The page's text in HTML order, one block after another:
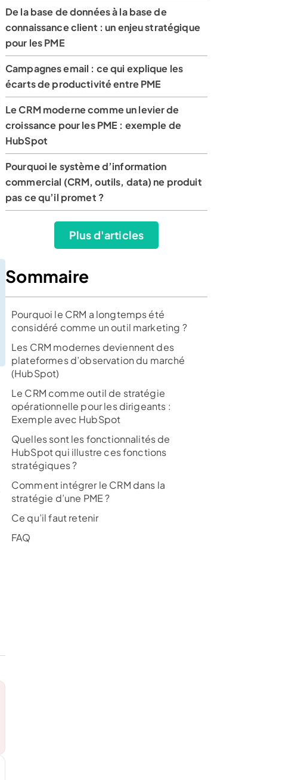
De la base de données à la base de
connaissance client : un enjeu stratégique
pour les PME
Campagnes email : ce qui explique les
écarts de productivité entre PME
Le CRM moderne comme un levier de
croissance pour les PME : exemple de
HubSpot
Pourquoi le système d’information
commercial (CRM, outils, data) ne produit
pas ce qu’il promet ?
Plus d'articles
Sommaire
Pourquoi le CRM a longtemps été
considéré comme un outil marketing ?
Les CRM modernes deviennent des
plateformes d’observation du marché
(HubSpot)
Le CRM comme outil de stratégie
opérationnelle pour les dirigeants :
Exemple avec HubSpot
Quelles sont les fonctionnalités de
HubSpot qui illustre ces fonctions
stratégiques ?
Comment intégrer le CRM dans la
stratégie d’une PME ?
Ce qu’il faut retenir
FAQ